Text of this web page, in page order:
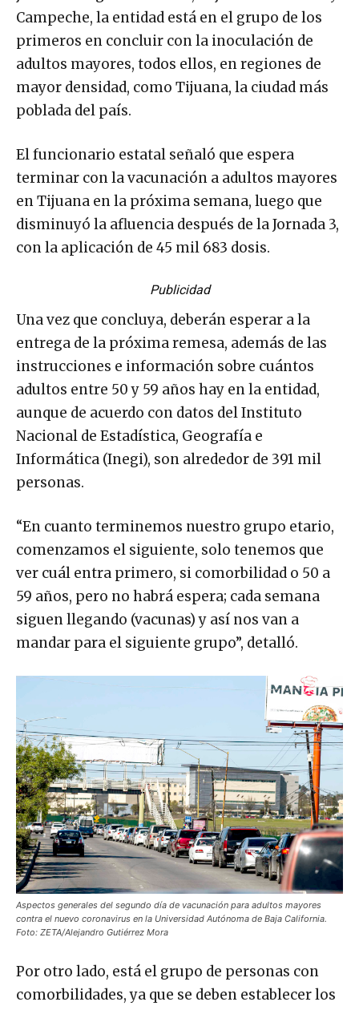
Campeche, la entidad está en el grupo de los
primeros en concluir con la inoculación de
adultos mayores, todos ellos, en regiones de
mayor densidad, como Tijuana, la ciudad más
poblada del país.
El funcionario estatal señaló que espera
terminar con la vacunación a adultos mayores
en Tijuana en la próxima semana, luego que
disminuyó la afluencia después de la Jornada 3,
con la aplicación de 45 mil 683 dosis.
Publicidad
Una vez que concluya, deberán esperar a la
entrega de la próxima remesa, además de las
instrucciones e información sobre cuántos
adultos entre 50 y 59 años hay en la entidad,
aunque de acuerdo con datos del Instituto
Nacional de Estadística, Geografía e
Informática (Inegi), son alrededor de 391 mil
personas.
“En cuanto terminemos nuestro grupo etario,
comenzamos el siguiente, solo tenemos que
ver cuál entra primero, si comorbilidad o 50 a
59 años, pero no habrá espera; cada semana
siguen llegando (vacunas) y así nos van a
mandar para el siguiente grupo”, detalló.
Aspectos generales del segundo día de vacunación para adultos mayores
contra el nuevo coronavirus en la Universidad Autónoma de Baja California.
Foto: ZETA/Alejandro Gutiérrez Mora
Por otro lado, está el grupo de personas con
comorbilidades, ya que se deben establecer los